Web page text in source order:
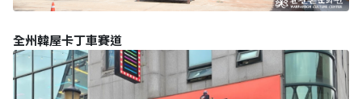
全州韓屋卡丁車賽道